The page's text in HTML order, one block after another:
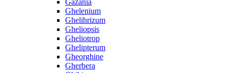
Gazania
Ghelenium
Ghelihrizum
Gheliopsis
Gheliotrop
Ghelipterum
Gheorghine
Gherbera